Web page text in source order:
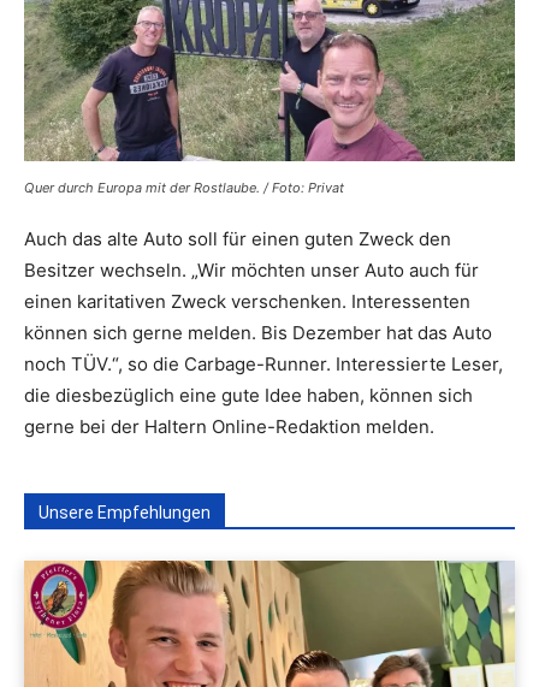
Quer durch Europa mit der Rostlaube. / Foto: Privat
Auch das alte Auto soll für einen guten Zweck den
Besitzer wechseln. „Wir möchten unser Auto auch für
einen karitativen Zweck verschenken. Interessenten
können sich gerne melden. Bis Dezember hat das Auto
noch TÜV.“, so die Carbage-Runner. Interessierte Leser,
die diesbezüglich eine gute Idee haben, können sich
gerne bei der Haltern Online-Redaktion melden.
Unsere Empfehlungen